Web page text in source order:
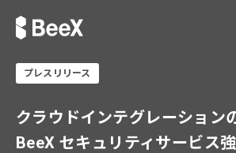
プレスリリース
クラウドインテグレーション
BeeX セキュリティサービス